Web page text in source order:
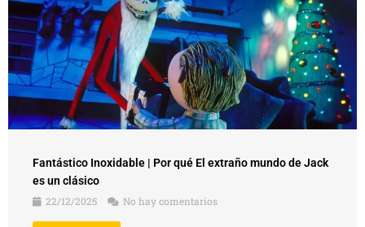
Fantástico Inoxidable | Por qué El extraño mundo de Jack
es un clásico
22/12/2025
No hay comentarios